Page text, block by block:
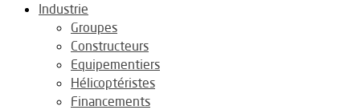
Industrie
Groupes
Constructeurs
Equipementiers
Hélicoptéristes
Financements